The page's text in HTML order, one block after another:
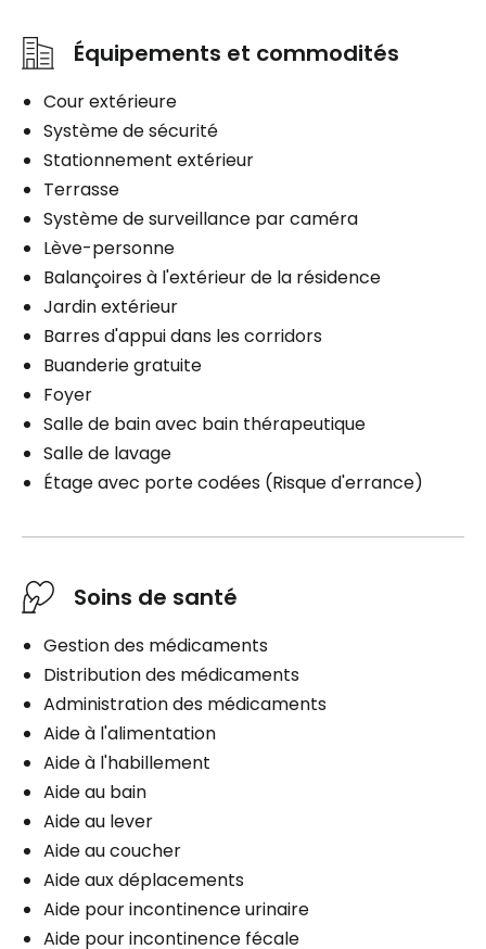
Équipements et commodités
Cour extérieure
Système de sécurité
Stationnement extérieur
Terrasse
Système de surveillance par caméra
Lève-personne
Balançoires à l'extérieur de la résidence
Jardin extérieur
Barres d'appui dans les corridors
Buanderie gratuite
Foyer
Salle de bain avec bain thérapeutique
Salle de lavage
Étage avec porte codées (Risque d'errance)
Soins de santé
Gestion des médicaments
Distribution des médicaments
Administration des médicaments
Aide à l'alimentation
Aide à l'habillement
Aide au bain
Aide au lever
Aide au coucher
Aide aux déplacements
Aide pour incontinence urinaire
Aide pour incontinence fécale